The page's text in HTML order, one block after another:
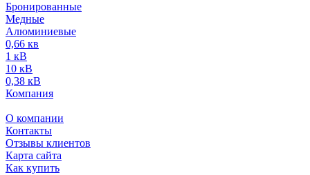
Бронированные
Медные
Алюминиевые
0,66 кв
1 кВ
10 кВ
0,38 кВ
Компания
О компании
Контакты
Отзывы клиентов
Карта сайта
Как купить